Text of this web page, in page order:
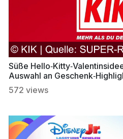
Süße
Auswahl an
572 views